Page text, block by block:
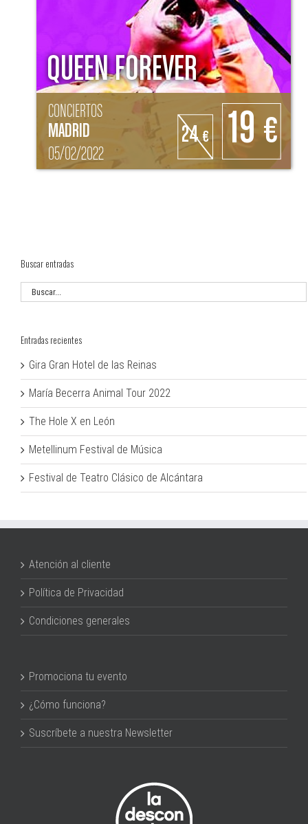
QUEEN FOREVER
CONCIERTOS
MADRID
05/02/2022
24€ 19 €
Buscar entradas
Entradas recientes
Gira Gran Hotel de las Reinas
María Becerra Animal Tour 2022
The Hole X en León
Metellinum Festival de Música
Festival de Teatro Clásico de Alcántara
Atención al cliente
Política de Privacidad
Condiciones generales
Promociona tu evento
¿Cómo funciona?
Suscríbete a nuestra Newsletter